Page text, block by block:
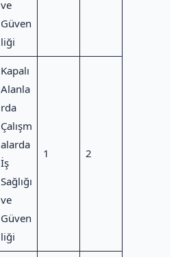
ve
Güven
liği
Kapalı
Alanla
rda
Çalışm
alarda
İş
Sağlığı
ve
Güven
liği
1 2